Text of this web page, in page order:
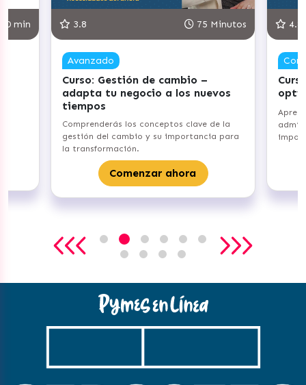
min 3.8 75 Minutos
Avanzado
Curso: Gestión de cambio –
adapta tu negocio a los nuevos
tiempos
Comprenderás los conceptos clave de la
gestión del cambio y su importancia para
la transformación.
Comenzar ahora
4.8